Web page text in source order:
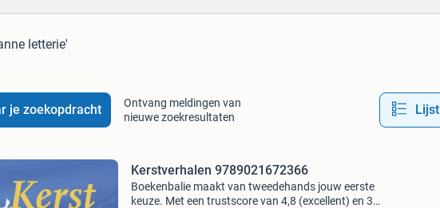
letterie'
je zoekopdracht
Ontvang meldingen van
nieuwe zoekresultaten
Lijst
Kerstverhalen 9789021672366
Boekenbalie maakt van tweedehands jouw eerste
keuze. Met een trustscore van 4,8 (excellent) en 30